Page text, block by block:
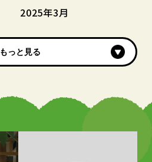
2025年3月
もっと見る
もっと見る